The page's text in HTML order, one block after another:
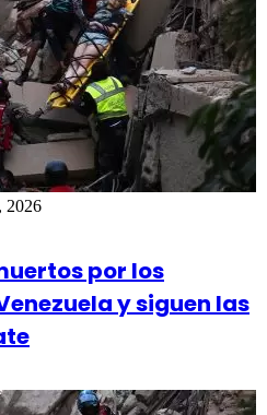
2026
por los
y siguen las